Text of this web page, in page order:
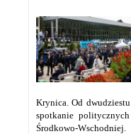
Krynica. Od
spotkanie
Środkowo-